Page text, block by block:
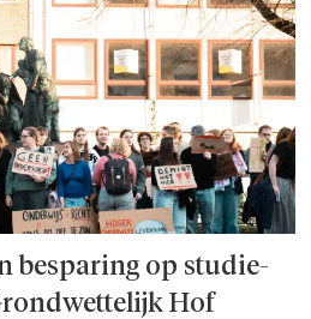
besparing op studie­
Hof